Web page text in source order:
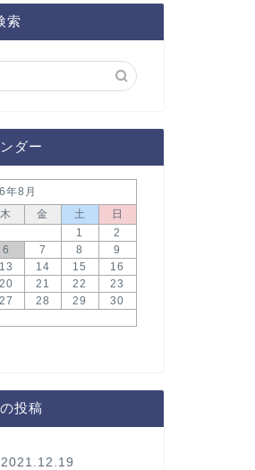
索
ダー
年8月
木 金 土
日
1
2
6 7 8
9
13 14 15
16
20 21 22
23
27 28 29
30
投稿